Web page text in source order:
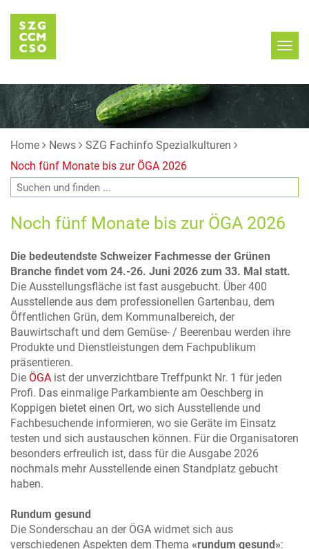
Home News
SZG Fachinfo Spezialkulturen
Noch fünf Monate bis zur ÖGA 2026
Noch fünf Monate bis zur ÖGA 2026
Die bedeutendste Schweizer Fachmesse der Grünen
Branche findet vom 24.-26. Juni 2026 zum 33. Mal statt.
Die Ausstellungsfläche ist fast ausgebucht. Über 400
Ausstellende aus dem professionellen Gartenbau, dem
Öffentlichen Grün, dem Kommunalbereich, der
Bauwirtschaft und dem Gemüse- / Beerenbau werden ihre
Produkte und Dienstleistungen dem Fachpublikum
präsentieren.
Die ÖGA ist der unverzichtbare Treffpunkt Nr. 1 für jeden
Profi. Das einmalige Parkambiente am Oeschberg in
Koppigen bietet einen Ort, wo sich Ausstellende und
Fachbesuchende informieren, wo sie Geräte im Einsatz
testen und sich austauschen können. Für die Organisatoren
besonders erfreulich ist, dass für die Ausgabe 2026
nochmals mehr Ausstellende einen Standplatz gebucht
haben.
Rundum gesund
Die Sonderschau an der ÖGA widmet sich aus
verschiedenen Aspekten dem Thema «rundum gesund»: